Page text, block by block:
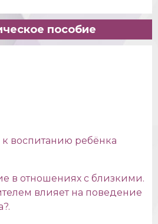
пособие
к воспитанию ребёнка
в отношениях с близкими.
влияет на поведение